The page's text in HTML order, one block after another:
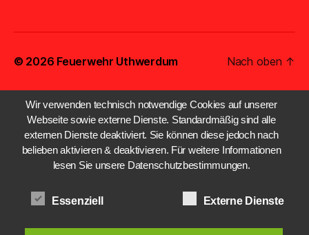
© 2026 Feuerwehr Uthwerdum Nach oben ↑
Wir verwenden technisch notwendige Cookies auf unserer
Webseite sowie externe Dienste. Standardmäßig sind alle
externen Dienste deaktiviert. Sie können diese jedoch nach
belieben aktivieren & deaktivieren. Für weitere Informationen
lesen Sie unsere Datenschutzbestimmungen.
Essenziell Externe Dienste